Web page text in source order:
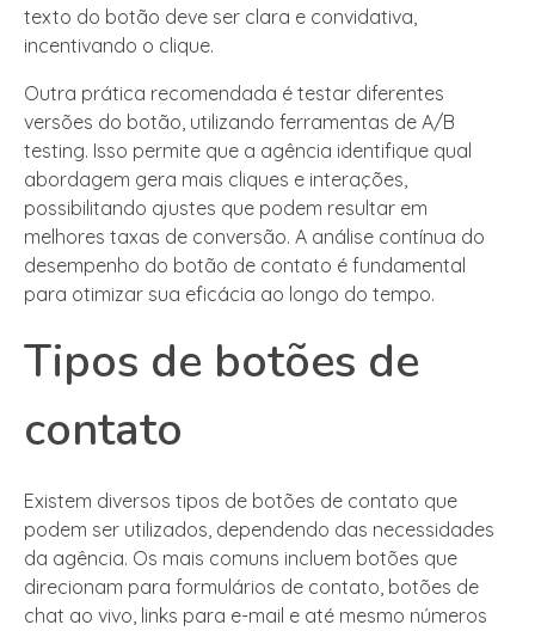
texto do botão deve ser clara e convidativa,
incentivando o clique.
Outra prática recomendada é testar diferentes
versões do botão, utilizando ferramentas de A/B
testing. Isso permite que a agência identifique qual
abordagem gera mais cliques e interações,
possibilitando ajustes que podem resultar em
melhores taxas de conversão. A análise contínua do
desempenho do botão de contato é fundamental
para otimizar sua eficácia ao longo do tempo.
Tipos de botões de
contato
Existem diversos tipos de botões de contato que
podem ser utilizados, dependendo das necessidades
da agência. Os mais comuns incluem botões que
direcionam para formulários de contato, botões de
chat ao vivo, links para e-mail e até mesmo números